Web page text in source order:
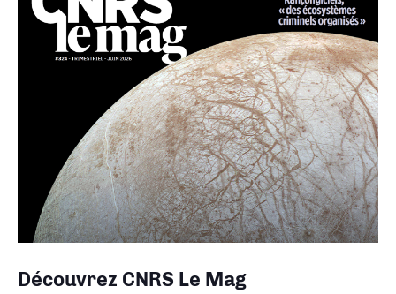
Découvrez CNRS Le Mag